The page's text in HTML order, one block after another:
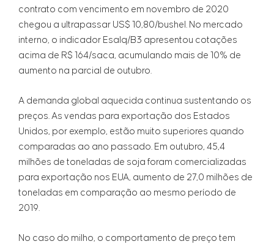
contrato com vencimento em novembro de 2020
chegou a ultrapassar US$ 10,80/bushel. No mercado
interno, o indicador Esalq/B3 apresentou cotações
acima de R$ 164/saca, acumulando mais de 10% de
aumento na parcial de outubro.
A demanda global aquecida continua sustentando os
preços. As vendas para exportação dos Estados
Unidos, por exemplo, estão muito superiores quando
comparadas ao ano passado. Em outubro, 45,4
milhões de toneladas de soja foram comercializadas
para exportação nos EUA, aumento de 27,0 milhões de
toneladas em comparação ao mesmo período de
2019.
No caso do milho, o comportamento de preço tem